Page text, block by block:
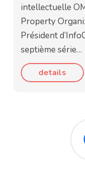
intellectuelle
Property
Président
septième série…
details